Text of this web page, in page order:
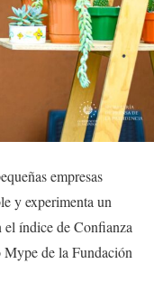
empresas
y experimenta un
el índice de Confianza
de la Fundación